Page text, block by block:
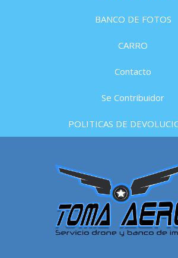
BANCO DE FOTOS
CARRO
Contacto
Se Contribuidor
POLITICAS DE